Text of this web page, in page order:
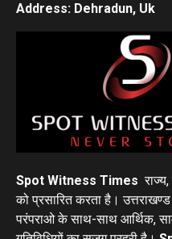
Address: Dehradun, Uk
Spot Witness Times
को प्रसारित करता है।
परंपराओ के साथ-साथ आर्थिक,